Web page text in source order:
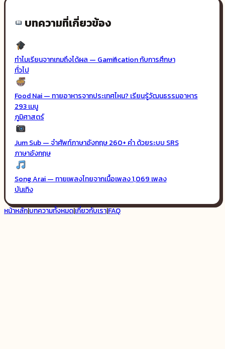
บทความที่เกี่ยวข้อง
ทำไมเรียนจากเกมถึงได้ผล — Gamification กับการศึกษา
ทั่วไป
Food Nai — ทายอาหารจากประเทศไหน? เรียนรู้วัฒนธรรมอาหาร
293 เมนู
ภูมิศาสตร์
Jum Sub — จำศัพท์ภาษาอังกฤษ 260+ คำ ด้วยระบบ SRS
ภาษาอังกฤษ
Song Arai — ทายเพลงไทยจากเนื้อเพลง 1,069 เพลง
บันเทิง
หน้าหลัก|บทความทั้งหมด|เกี่ยวกับเรา|FAQ